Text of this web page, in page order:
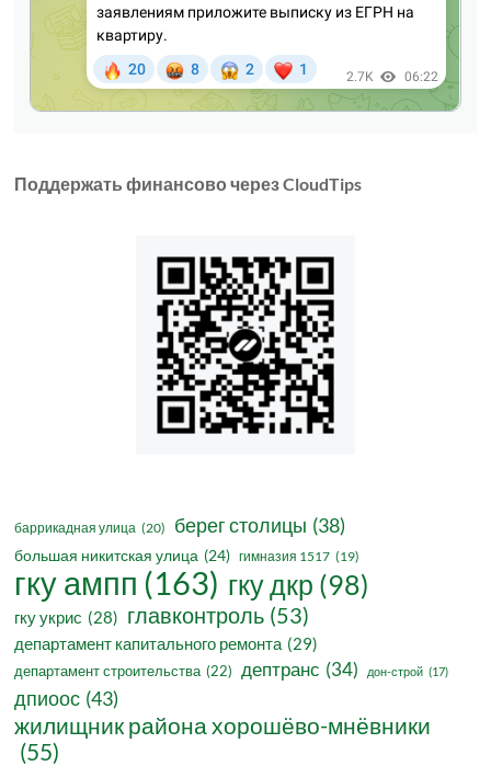
Поддержать финансово через CloudTips
баррикадная улица (20) берег столицы (38)
большая никитская улица (24) гимназия 1517 (19)
гку ампп (163) гку дкр (98)
гку укрис (28) главконтроль (53)
департамент капитального ремонта (29)
департамент строительства (22) дептранс (34) дон-строй (17)
дпиоос (43)
жилищник района хорошёво-мнёвники
(55)